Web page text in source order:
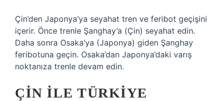
Çin’den Japonya’ya seyahat tren ve feribot geçişini
içerir. Önce trenle Şanghay’a (Çin) seyahat edin.
Daha sonra Osaka’ya (Japonya) giden Şanghay
feribotuna geçin. Osaka’dan Japonya’daki varış
noktanıza trenle devam edin.
ÇIN ILE TÜRKIYE